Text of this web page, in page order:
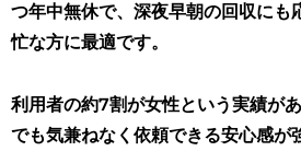
つ年中無休で、深夜早朝の回収にも
忙な方に最適です。
利用者の約7割が女性という実績が
でも気兼ねなく依頼できる安心感が